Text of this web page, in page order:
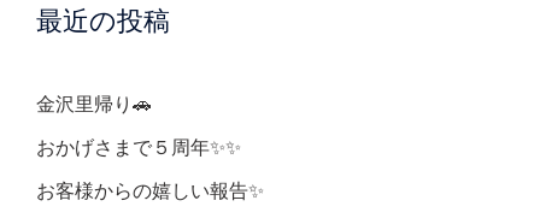
シ
ョ
ン
最近の投稿
金沢里帰り🚗
おかげさまで５周年✨✨
お客様からの嬉しい報告✨